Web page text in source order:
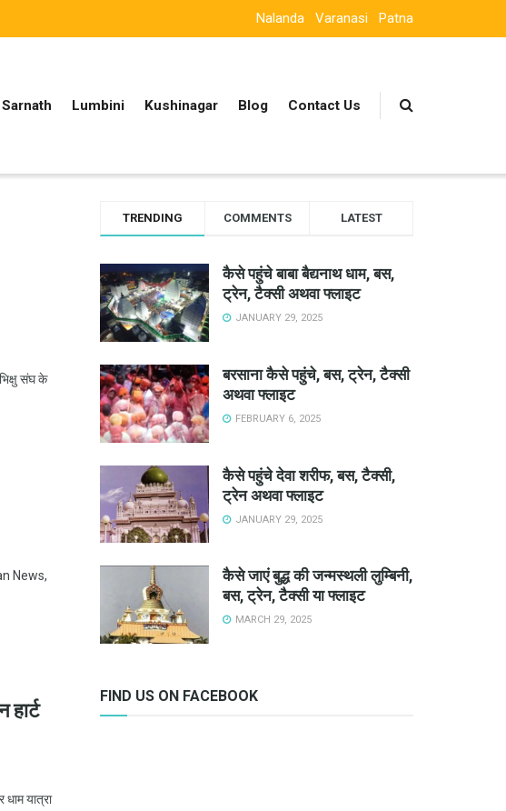
Nalanda Varanasi Patna
Sarnath Lumbini Kushinagar Blog Contact Us
संघ के
News,
हार्ट
यात्रा
TRENDING COMMENTS LATEST
कैसे पहुंचे बाबा बैद्यनाथ धाम, बस,
ट्रेन, टैक्सी अथवा फ्लाइट
JANUARY 29, 2025
बरसाना कैसे पहुंचे, बस, ट्रेन, टैक्सी
अथवा फ्लाइट
FEBRUARY 6, 2025
कैसे पहुंचे देवा शरीफ, बस, टैक्सी,
ट्रेन अथवा फ्लाइट
JANUARY 29, 2025
कैसे जाएं बुद्ध की जन्मस्थली लुम्बिनी,
बस, ट्रेन, टैक्सी या फ्लाइट
MARCH 29, 2025
FIND US ON FACEBOOK